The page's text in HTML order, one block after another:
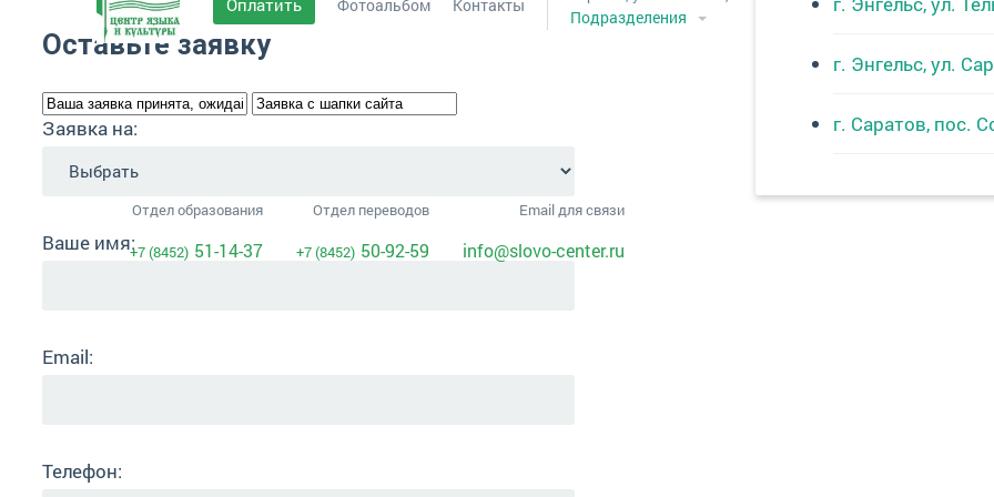
Фотоальбом Контакты
Подразделения
г. Энгельс, ул.
г. Саратов, пос.
Отдел образования
+7 (8452) 51-14-37
Отдел переводов
+7 (8452) 50-92-59
Email для связи
info@slovo-center.ru
Оставьте заявку
Заявка на:
Ваше имя:
Email:
Телефон: